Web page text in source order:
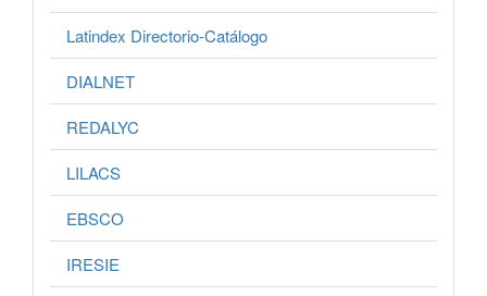
Latindex Directorio-Catálogo
DIALNET
REDALYC
LILACS
EBSCO
IRESIE